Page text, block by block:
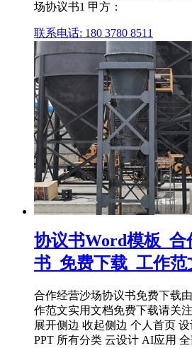
场协议书1 甲方：
联系电话: 180 3780 8511
协议书Word模板_合
书_免费下载_工作范
合作经营沙场协议书免费下载
作范文实用文档免费下载请关
展开侧边 收起侧边 个人首页
PPT 所有分类 云设计 AI应用